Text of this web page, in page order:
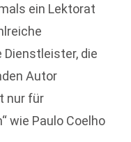
ein Lektorat
die
Autor
nur für
wie Paulo Coelho